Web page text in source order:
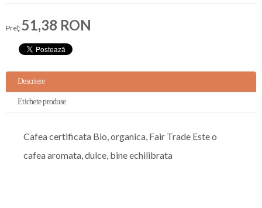
Preţ:51,38 RON
Descriere
Etichete produse
Cafea certificata Bio, organica, Fair Trade Este o
cafea aromata, dulce, bine echilibrata